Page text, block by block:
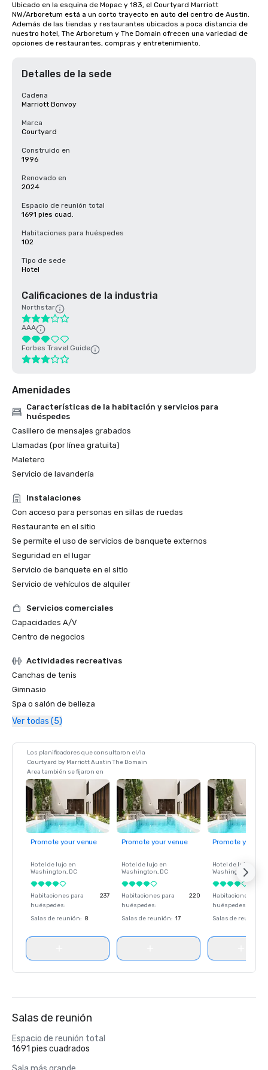
Ubicado en la esquina de Mopac y 183, el Courtyard Marriott
NW/Arboretum está a un corto trayecto en auto del centro de Austin.
Además de las tiendas y restaurantes ubicados a poca distancia de
nuestro hotel, The Arboretum y The Domain ofrecen una variedad de
opciones de restaurantes, compras y entretenimiento.
Detalles de la sede
Cadena
Marriott Bonvoy
Marca
Courtyard
Construido en
1996
Renovado en
2024
Espacio de reunión total
1691 pies cuad.
Habitaciones para huéspedes
102
Tipo de sede
Hotel
Calificaciones de la industria
Northstar
AAA
Forbes Travel Guide
Amenidades
Características de la habitación y servicios para
huéspedes
Casillero de mensajes grabados
Llamadas (por línea gratuita)
Maletero
Servicio de lavandería
Instalaciones
Con acceso para personas en sillas de ruedas
Restaurante en el sitio
Se permite el uso de servicios de banquete externos
Seguridad en el lugar
Servicio de banquete en el sitio
Servicio de vehículos de alquiler
Servicios comerciales
Capacidades A/V
Centro de negocios
Actividades recreativas
Canchas de tenis
Gimnasio
Spa o salón de belleza
Ver todas (5)
Los planificadores que consultaron el/la
Courtyard by Marriott Austin The Domain
Area también se fijaron en
Promote your venue
Hotel de lujo en
Washington, DC
Habitaciones para
huéspedes:
237
Salas de reunión: 8
Promote your venue
Hotel de lujo en
Washington, DC
Habitaciones para
huéspedes:
220
Salas de reunión: 17
Promote your
Hotel de lujo en
Washington
Habitaciones para
huéspedes
Salas de reunión
Salas de reunión
Espacio de reunión total
1691 pies cuadrados